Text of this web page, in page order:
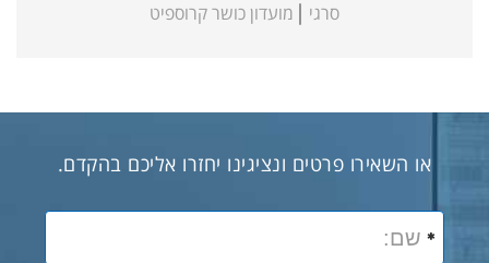
סרגי
מועדון כושר קרוספיט
או השאירו פרטים ונציגינו יחזרו אליכם בהקדם.